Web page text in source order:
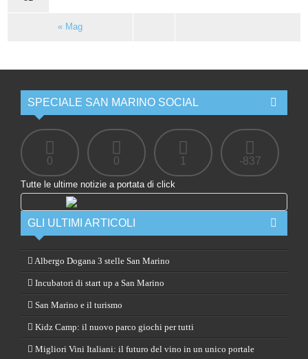
« Mag
SPECIALE SAN MARINO SOCIAL
0 0 1 -837
Tutte le ultime notizie a portata di click
GLI ULTIMI ARTICOLI
Albergo Dogana 3 stelle San Marino
Incubatori di start up a San Marino
San Marino e il turismo
Kidz Camp: il nuovo parco giochi per tutti
Migliori Vini Italiani: il futuro del vino in un unico portale